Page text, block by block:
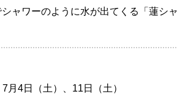
ャワーのように水が出てくる「蓮シ
月4日（土）、11日（土）